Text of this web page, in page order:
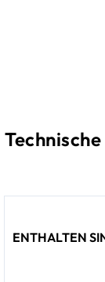
ENTHALTEN